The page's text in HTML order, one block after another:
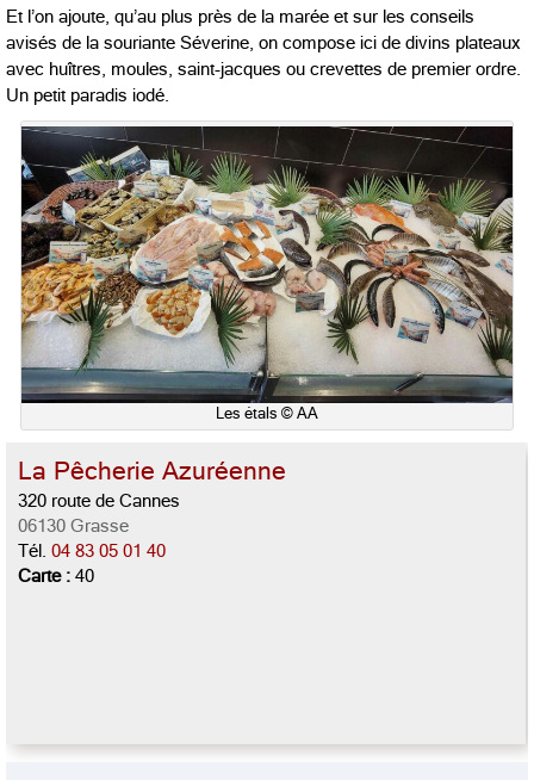
Et l’on ajoute, qu’au plus près de la marée et sur les conseils
avisés de la souriante Séverine, on compose ici de divins plateaux
avec huîtres, moules, saint-jacques ou crevettes de premier ordre.
Un petit paradis iodé.
Les étals © AA
La Pêcherie Azuréenne
320 route de Cannes
06130 Grasse
Tél. 04 83 05 01 40
Carte : 40